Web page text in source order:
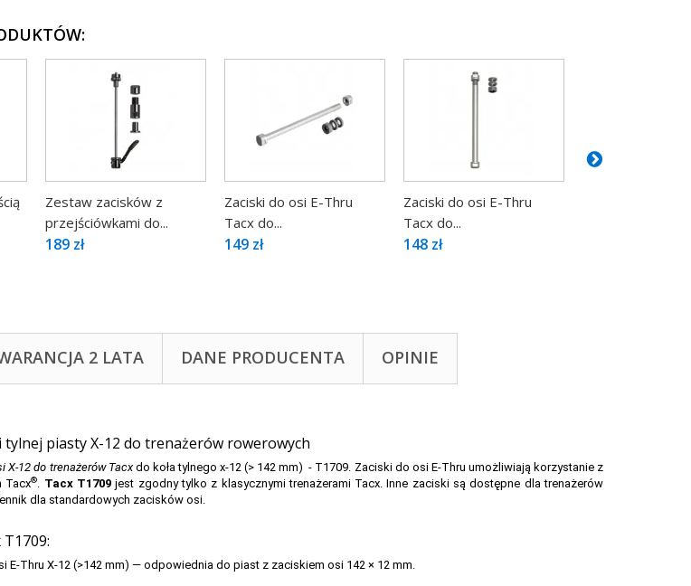
Zestaw zacisków z
przejściówkami do...
189 zł
Zaciski do osi E-Thru
Tacx do...
149 zł
Zaciski do osi E-Thru
Tacx do...
148 zł
2 LATA DANE PRODUCENTA OPINIE
tylnej piasty X-12 do trenażerów rowerowych
X-12 do trenażerów Tacxdo koła tylnego x-12 (> 142 mm) - T1709. Zaciski do osi E-Thru umożliwiają korzystanie z
Tacx® Tacx T1709jest zgodny tylko z klasycznymi trenażerami Tacx. Inne zaciski są dostępne dla trenażerów
dla standardowych zacisków osi.
E-Thru X-12 (>142 mm) — odpowiednia do piast z zaciskiem osi 142 × 12 mm.